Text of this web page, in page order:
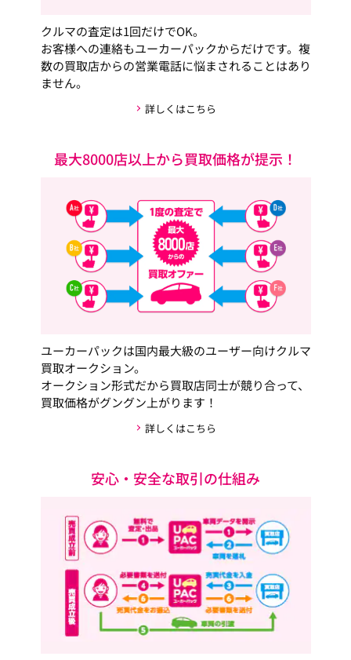
クルマの査定は1回だけでOK。
お客様への連絡もユーカーパックからだけです。複
数の買取店からの営業電話に悩まされることはあり
ません。
詳しくはこちら
最大8000店以上から買取価格が提示！
ユーカーパックは国内最大級のユーザー向けクルマ
買取オークション。
オークション形式だから買取店同士が競り合って、
買取価格がグングン上がります！
詳しくはこちら
安心・安全な取引の仕組み